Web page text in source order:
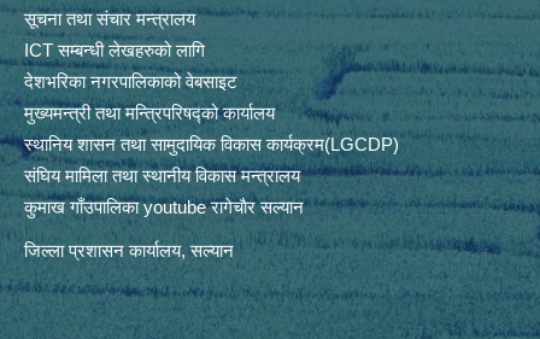
सूचना तथा संचार मन्त्रालय
ICT सम्बन्धी लेखहरुको लागि
देशभरिका नगरपालिकाको वेबसाइट
मुख्यमन्त्री तथा मन्त्रिपरिषद्को कार्यालय
स्थानिय शासन तथा सामुदायिक विकास कार्यक्रम(LGCDP)
संघिय मामिला तथा स्थानीय विकास मन्त्रालय
कुमाख गाँउपालिका youtube रागेचाैर सल्यान
जिल्ला प्रशासन कार्यालय, सल्यान